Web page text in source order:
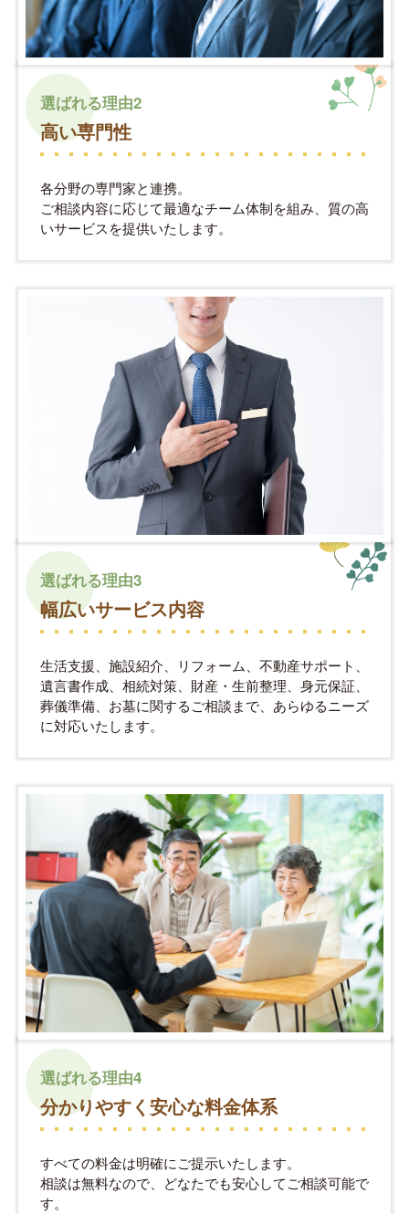
選ばれる理由2
高い専門性
各分野の専門家と連携。
ご相談内容に応じて最適なチーム体制を組み、質の高
いサービスを提供いたします。
選ばれる理由3
幅広いサービス内容
生活支援、施設紹介、リフォーム、不動産サポート、
遺言書作成、相続対策、財産・生前整理、身元保証、
葬儀準備、お墓に関するご相談まで、あらゆるニーズ
に対応いたします。
選ばれる理由4
分かりやすく安心な料金体系
すべての料金は明確にご提示いたします。
相談は無料なので、どなたでも安心してご相談可能で
す。